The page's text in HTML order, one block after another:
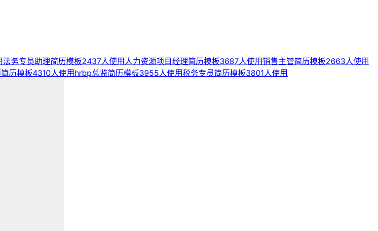
法务专员助理简历模板2437人使用 人力资源项目经理简历模板3687人使用销售主管简历模板2663人使用
历模板4310人使用 hrbp总监简历模板3955人使用税务专员简历模板3801人使用